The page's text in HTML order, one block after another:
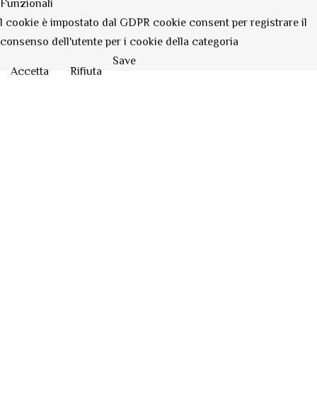
Funzionali
l cookie è impostato dal GDPR cookie consent per registrare il
consenso dell'utente per i cookie della categoria
Accetta Rifiuta
Save